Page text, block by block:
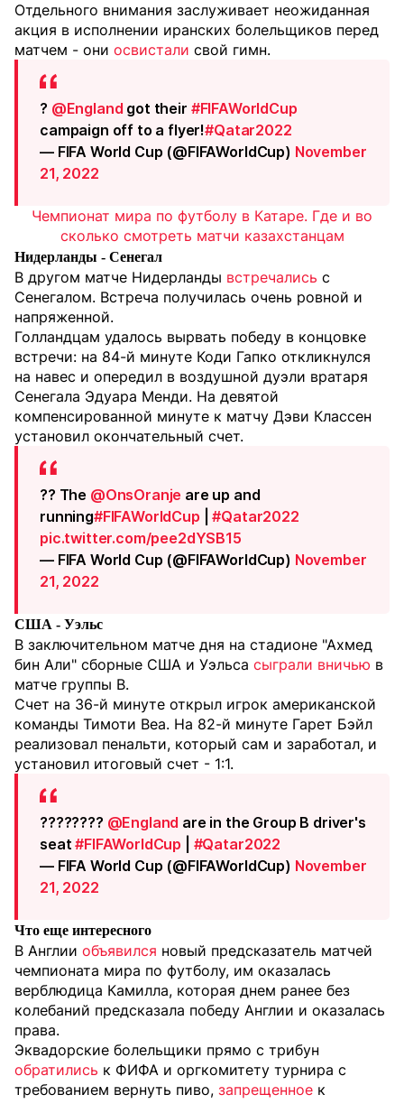
Отдельного внимания заслуживает неожиданная
акция в исполнении иранских болельщиков перед
матчем - они освистали свой гимн.
? @England got their #FIFAWorldCup
campaign off to a flyer!#Qatar2022
— FIFA World Cup (@FIFAWorldCup) November
21, 2022
Чемпионат мира по футболу в Катаре. Где и во
сколько смотреть матчи казахстанцам
Нидерланды - Сенегал
В другом матче Нидерланды встречались с
Сенегалом. Встреча получилась очень ровной и
напряженной.
Голландцам удалось вырвать победу в концовке
встречи: на 84-й минуте Коди Гапко откликнулся
на навес и опередил в воздушной дуэли вратаря
Сенегала Эдуара Менди. На девятой
компенсированной минуте к матчу Дэви Классен
установил окончательный счет.
?? The @OnsOranje are up and
running#FIFAWorldCup |#Qatar2022
pic.twitter.com/pee2dYSB15
— FIFA World Cup (@FIFAWorldCup) November
21, 2022
США - Уэльс
В заключительном матче дня на стадионе "Ахмед
бин Али" сборные США и Уэльса сыграли вничью в
матче группы В.
Счет на 36-й минуте открыл игрок американской
команды Тимоти Веа. На 82-й минуте Гарет Бэйл
реализовал пенальти, который сам и заработал, и
установил итоговый счет - 1:1.
???????? @England are in the Group B driver's
seat#FIFAWorldCup
#Qatar2022
— FIFA World Cup (@FIFAWorldCup) November
21, 2022
Что еще интересного
В Англии объявился новый предсказатель матчей
чемпионата мира по футболу, им оказалась
верблюдица Камилла, которая днем ранее без
колебаний предсказала победу Англии и оказалась
права.
Эквадорские болельщики прямо с трибун
обратились к ФИФА и оргкомитету турнира с
требованием вернуть пиво, запрещенное к